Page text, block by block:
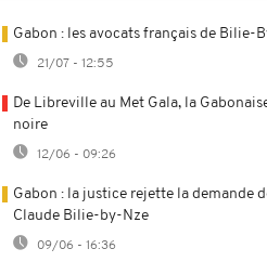
Gabon : les avocats français de Bilie-
21/07 - 12:55
De Libreville au Met Gala, la
noire
12/06 - 09:26
Gabon : la justice rejette la demande
Claude Bilie-by-Nze
09/06 - 16:36